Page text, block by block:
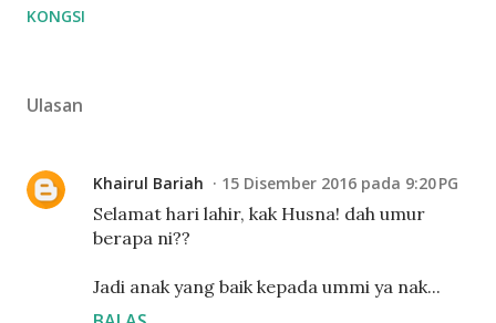
KONGSI
Ulasan
Khairul Bariah 15 Disember 2016 pada 9:20 PG
Selamat hari lahir, kak Husna! dah umur
berapa ni??
Jadi anak yang baik kepada ummi ya nak...